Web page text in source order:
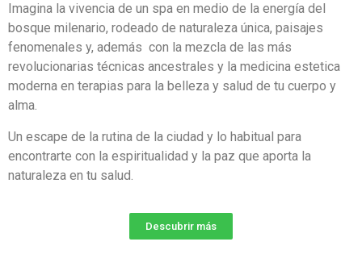
Imagina la vivencia de un spa en medio de la energía del
bosque milenario, rodeado de naturaleza única, paisajes
fenomenales y, además con la mezcla de las más
revolucionarias técnicas ancestrales y la medicina estetica
moderna en terapias para la belleza y salud de tu cuerpo y
alma.
Un escape de la rutina de la ciudad y lo habitual para
encontrarte con la espiritualidad y la paz que aporta la
naturaleza en tu salud.
Descubrir más